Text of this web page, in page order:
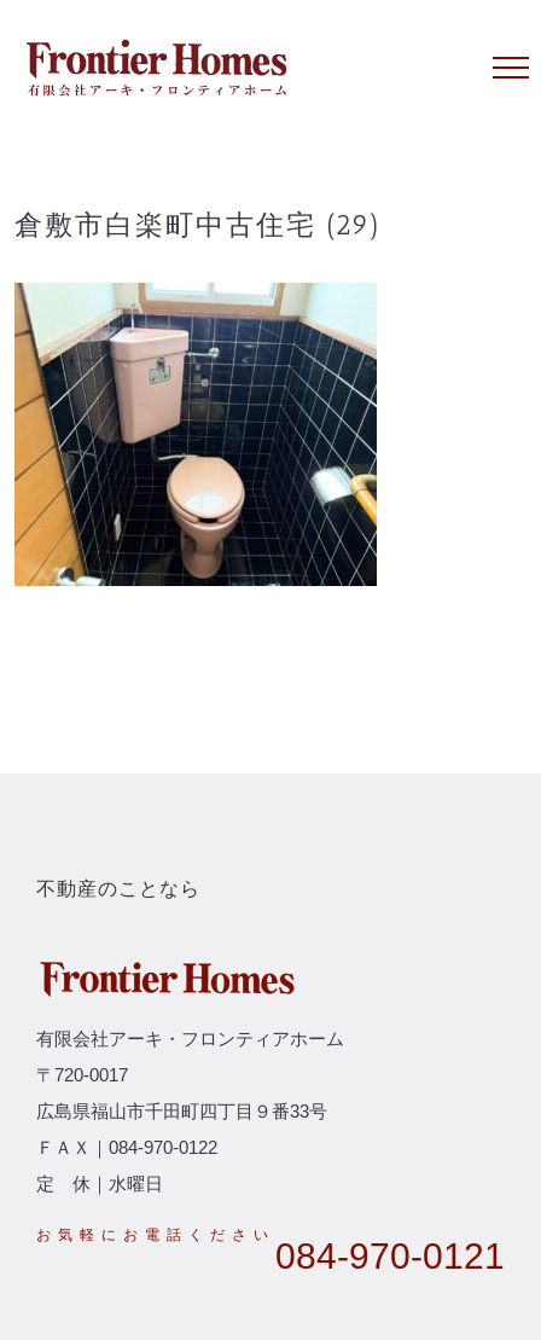
content
倉敷市白楽町中古住宅 (29)
不動産のことなら
有限会社アーキ・フロンティアホーム
〒720-0017
広島県福山市千田町四丁目９番33号
ＦＡＸ｜084-970-0122
定 休｜水曜日
084-970-0121